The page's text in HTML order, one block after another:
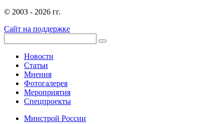
© 2003 - 2026 гг.
Сайт на поддержке
Новости
Статьи
Мнения
Фотогалерея
Мероприятия
Спецпроекты
Минстрой России